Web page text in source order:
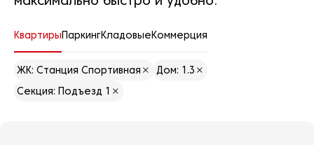
КвартирыПаркингКладовыеКоммерция
ЖК: Станция Спортивная
Дом: 1.3
Секция: Подъезд 1